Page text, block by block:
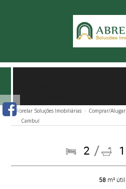
Abrelar Soluções Imobiliárias Comprar/Alugar
Cambuí
2 1
58m² útil